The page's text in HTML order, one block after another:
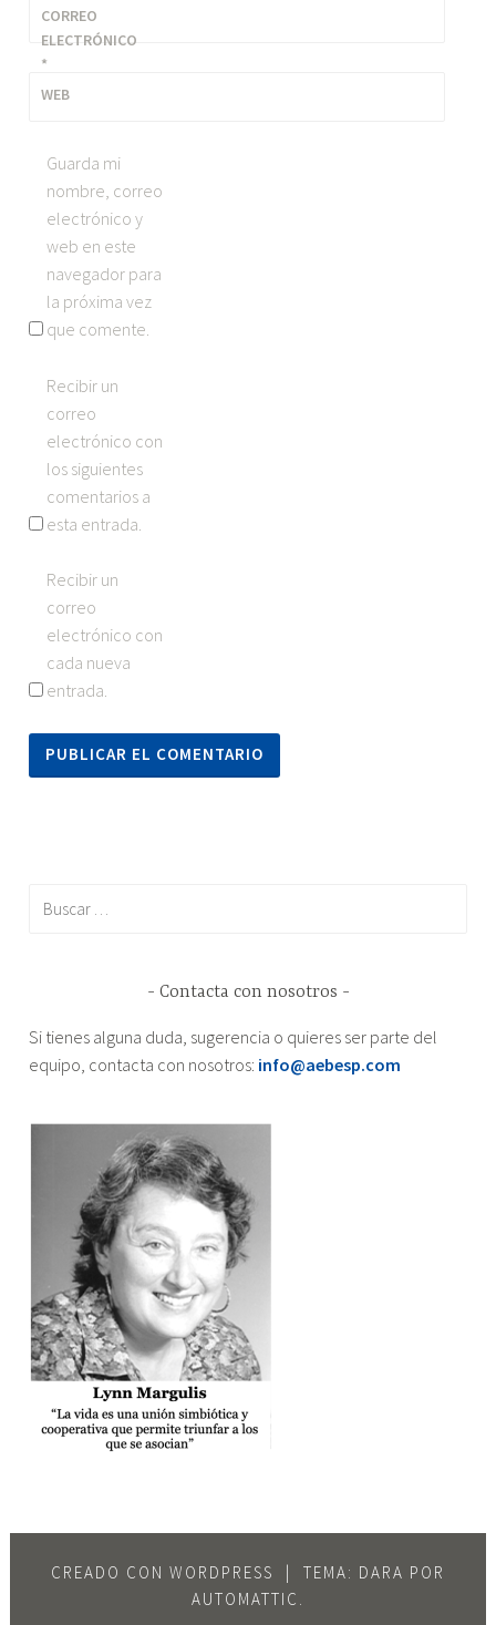
CORREO
ELECTRÓNICO
*
WEB
Guarda mi
nombre, correo
electrónico y
web en este
navegador para
la próxima vez
que comente.
Recibir un
correo
electrónico con
los siguientes
comentarios a
esta entrada.
Recibir un
correo
electrónico con
cada nueva
entrada.
Contacta con nosotros
Si tienes alguna duda, sugerencia o quieres ser parte del
equipo, contacta con nosotros: info@aebesp.com
CREADO CON WORDPRESS |
TEMA: DARA POR
AUTOMATTIC